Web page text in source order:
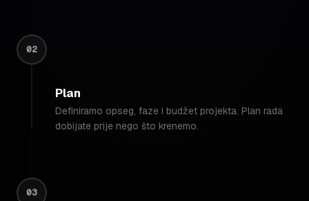
02
Plan
Definiramo opseg, faze i budžet projekta. Plan rada
dobijate prije nego što krenemo.
03